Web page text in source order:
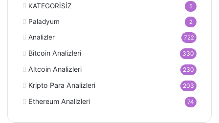
KATEGORİSİZ 5
Paladyum 2
Analizler 722
Bitcoin Analizleri 330
Altcoin Analizleri 230
Kripto Para Analizleri 203
Ethereum Analizleri 74